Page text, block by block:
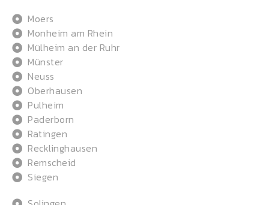
Moers
Monheim am Rhein
Mülheim an der Ruhr
Münster
Neuss
Oberhausen
Pulheim
Paderborn
Ratingen
Recklinghausen
Remscheid
Siegen